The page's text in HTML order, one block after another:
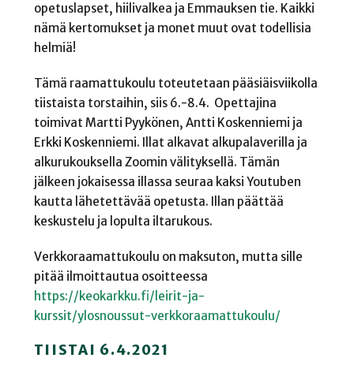
opetuslapset, hiilivalkea ja Emmauksen tie. Kaikki
nämä kertomukset ja monet muut ovat todellisia
helmiä!
Tämä raamattukoulu toteutetaan pääsiäisviikolla
tiistaista torstaihin, siis 6.-8.4. Opettajina
toimivat Martti Pyykönen, Antti Koskenniemi ja
Erkki Koskenniemi. Illat alkavat alkupalaverilla ja
alkurukouksella Zoomin välityksellä. Tämän
jälkeen jokaisessa illassa seuraa kaksi Youtuben
kautta lähetettävää opetusta. Illan päättää
keskustelu ja lopulta iltarukous.
Verkkoraamattukoulu on maksuton, mutta sille
pitää ilmoittautua osoitteessa
https://keokarkku.fi/leirit-ja-
kurssit/ylosnoussut-verkkoraamattukoulu/
TIISTAI 6.4.2021